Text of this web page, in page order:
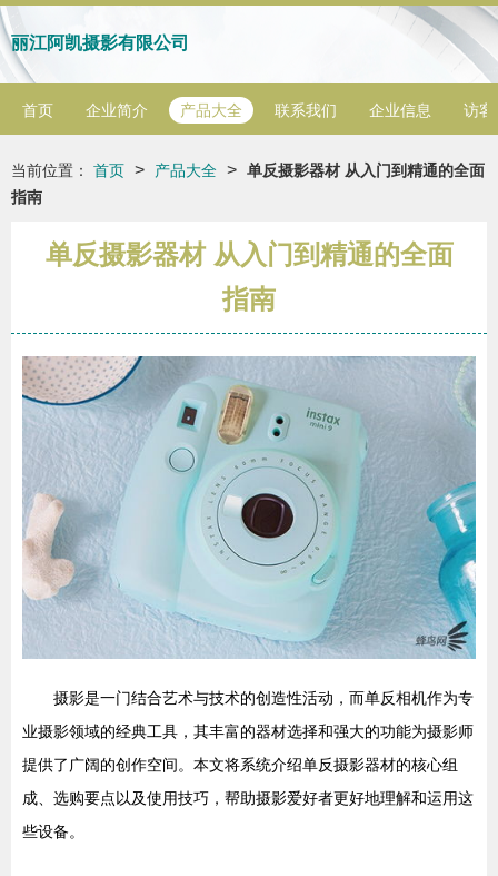
丽江阿凯摄影有限公司
首页 企业简介 产品大全 联系我们 企业信息 访客
当前位置： 首页 > 产品大全 > 单反摄影器材 从入门到精通的全面
指南
单反摄影器材 从入门到精通的全面
指南
摄影是一门结合艺术与技术的创造性活动，而单反相机作为专
业摄影领域的经典工具，其丰富的器材选择和强大的功能为摄影师
提供了广阔的创作空间。本文将系统介绍单反摄影器材的核心组
成、选购要点以及使用技巧，帮助摄影爱好者更好地理解和运用这
些设备。